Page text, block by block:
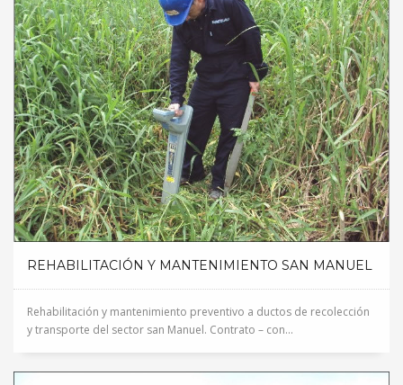
REHABILITACIÓN Y MANTENIMIENTO SAN MANUEL
Rehabilitación y mantenimiento preventivo a ductos de recolección
y transporte del sector san Manuel. Contrato – con...